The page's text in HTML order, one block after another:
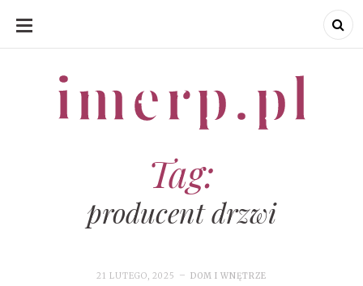
SKIP
CONTENT
imerp.pl
Tag:
producent drzwi
21 LUTEGO, 2025 DOM I WNĘTRZE